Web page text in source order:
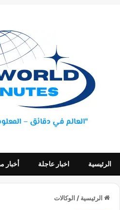
الرئيسية اخبار عاجلة أخبار
الرئيسية / الوكالات